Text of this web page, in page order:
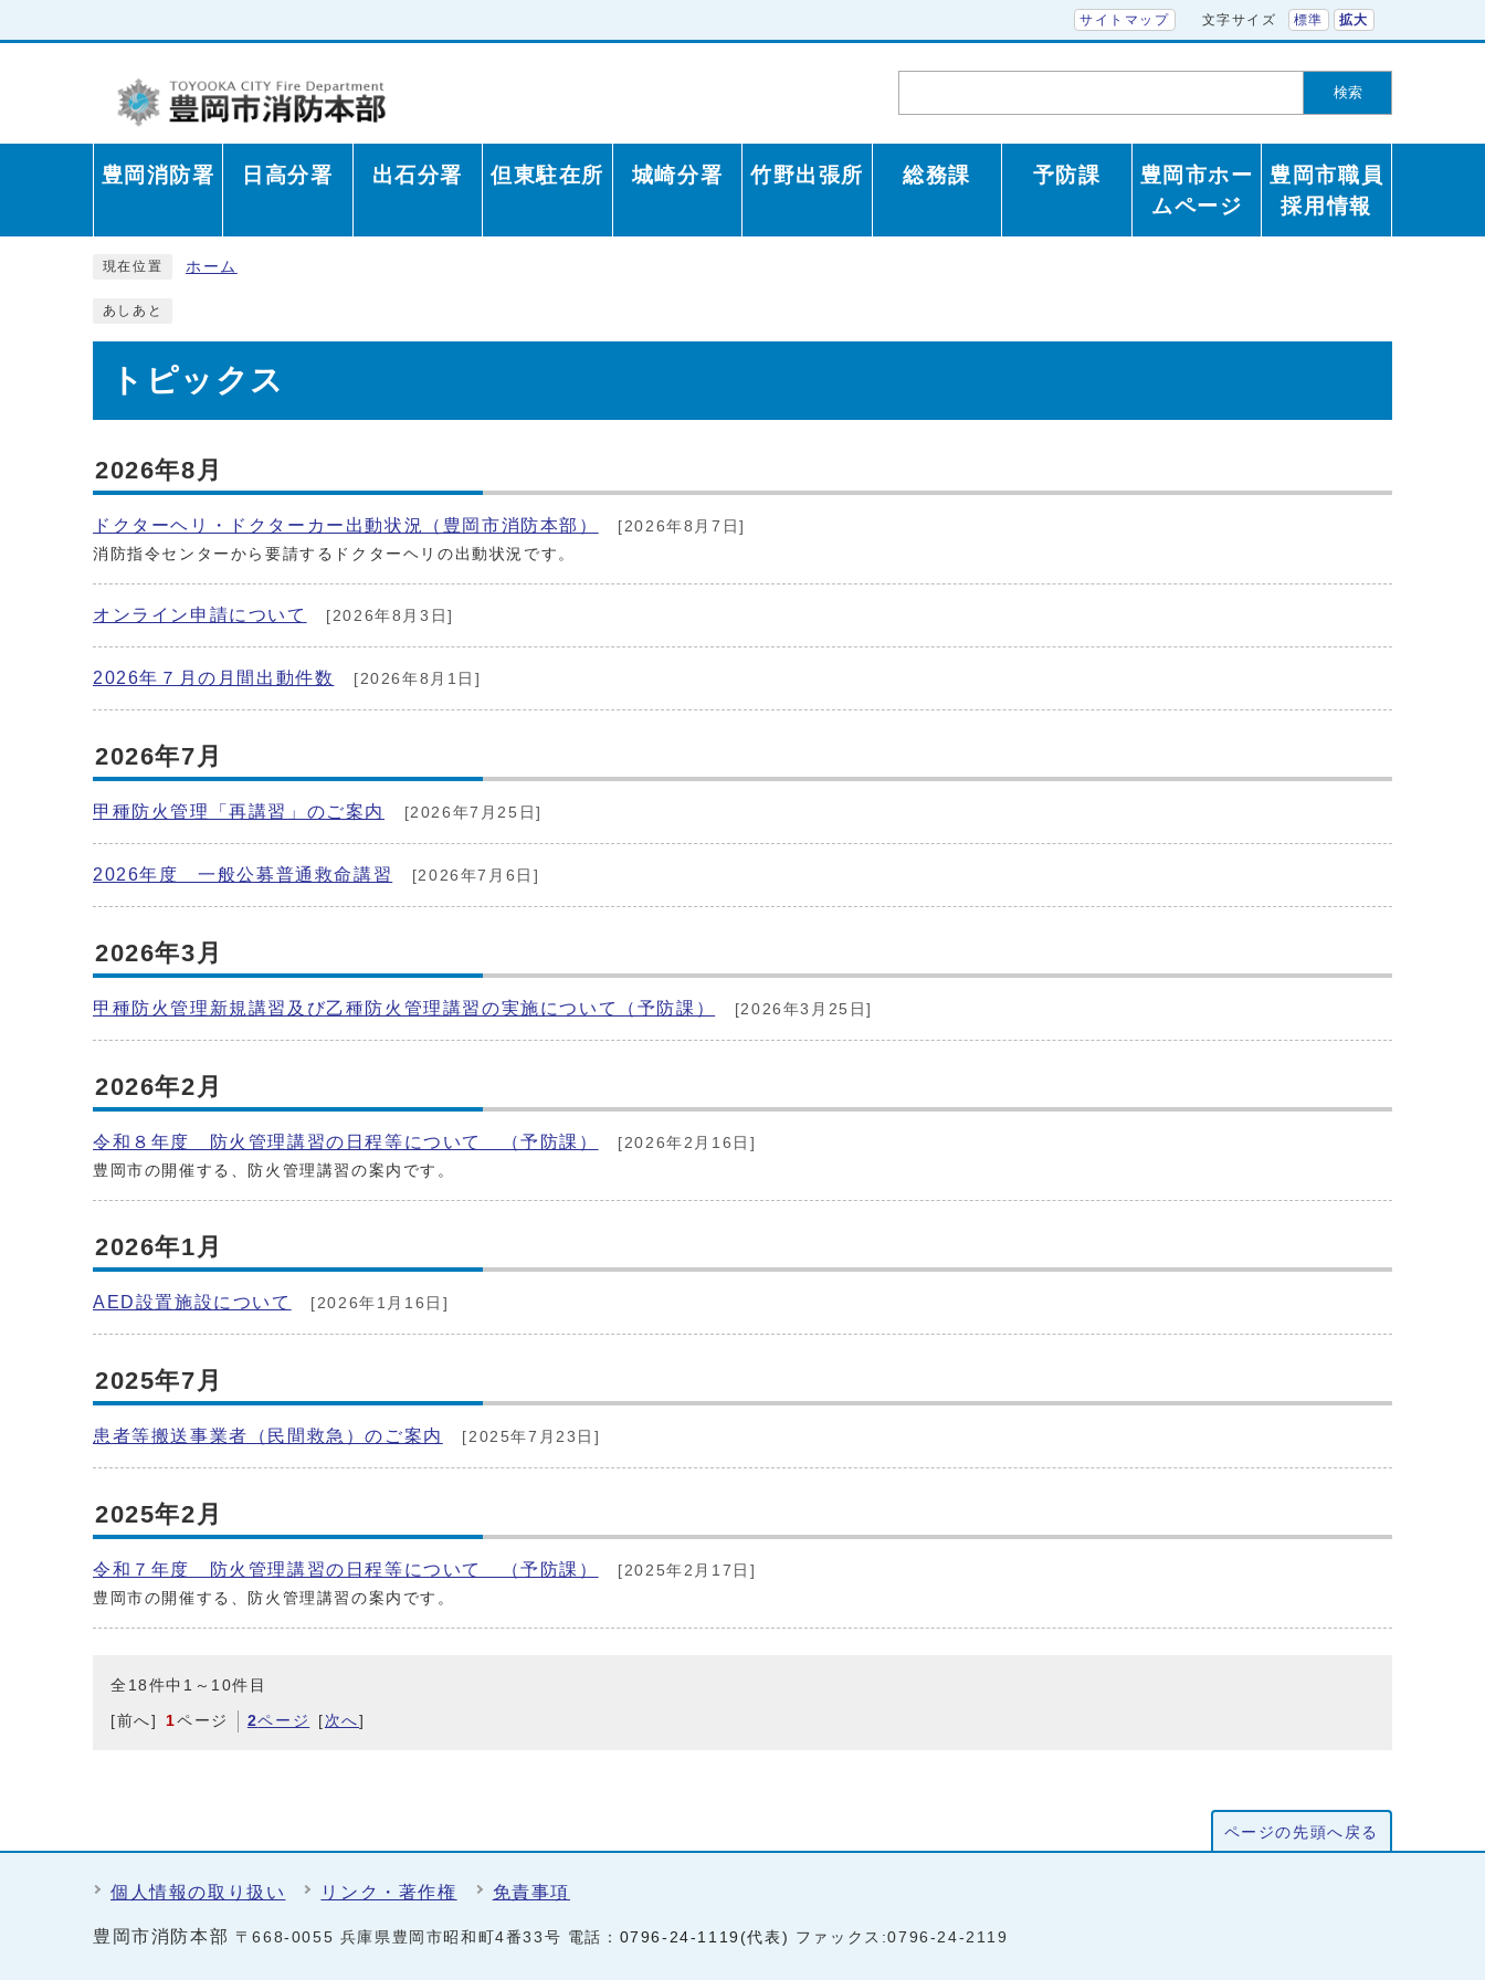
サイトマップ 文字サイズ 標準 拡大
検索
豊岡消防署 日高分署 出石分署 但東駐在所 城崎分署 竹野出張所 総務課 予防課
豊岡市ホー
ムページ
豊岡市職員
採用情報
現在位置 ホーム
あしあと
トピックス
2026年8月
ドクターヘリ・ドクターカー出動状況（豊岡市消防本部）
[2026年8月7日]
消防指令センターから要請するドクターヘリの出動状況です。
オンライン申請について [2026年8月3日]
2026年７月の月間出動件数 [2026年8月1日]
2026年7月
甲種防火管理「再講習」のご案内 [2026年7月25日]
2026年度 一般公募普通救命講習 [2026年7月6日]
2026年3月
甲種防火管理新規講習及び乙種防火管理講習の実施について（予防課） [2026年3月25日]
2026年2月
令和８年度 防火管理講習の日程等について （予防課）
[2026年2月16日]
豊岡市の開催する、防火管理講習の案内です。
2026年1月
AED設置施設について [2026年1月16日]
2025年7月
患者等搬送事業者（民間救急）のご案内 [2025年7月23日]
2025年2月
令和７年度 防火管理講習の日程等について （予防課）
[2025年2月17日]
豊岡市の開催する、防火管理講習の案内です。
全18件中1～10件目
[前へ] 1ページ 2ページ [ 次へ]
ページの先頭へ戻る
個人情報の取り扱い リンク・著作権 免責事項
豊岡市消防本部 〒668-0055 兵庫県豊岡市昭和町4番33号 電話： 0796-24-1119(代表) ファックス:0796-24-2119